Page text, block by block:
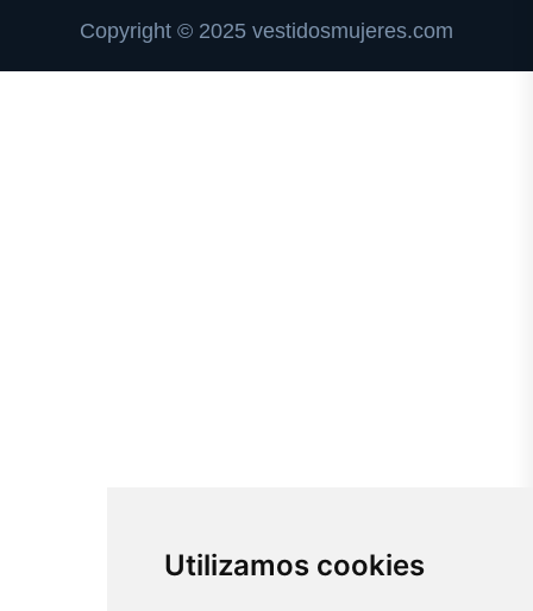
Utilizamos cookies
Copyright © 2025 vestidosmujeres.com